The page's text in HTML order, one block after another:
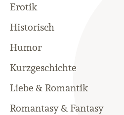
Erotik
Historisch
Humor
Kurzgeschichte
Liebe & Romantik
Romantasy & Fantasy